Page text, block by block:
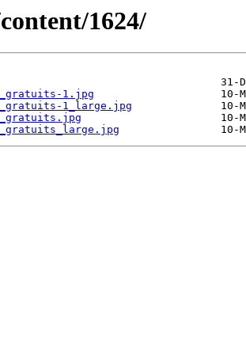
1624/
1.jpg
1_large.jpg